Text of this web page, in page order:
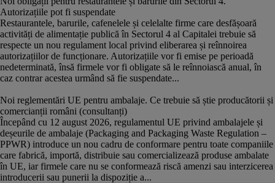
Autorizațiile pot fi suspendate
Restaurantele, barurile, cafenelele și celelalte firme care desfășoară
activități de alimentație publică în Sectorul 4 al Capitalei trebuie să
respecte un nou regulament local privind eliberarea și reînnoirea
autorizațiilor de funcționare. Autorizațiile vor fi emise pe perioadă
nedeterminată, însă firmele vor fi obligate să le reînnoiască anual, în
caz contrar acestea urmând să fie suspendate...
Noi reglementări UE pentru ambalaje. Ce trebuie să știe producătorii și
comercianții români (consultanți)
Începând cu 12 august 2026, regulamentul UE privind ambalajele și
deșeurile de ambalaje (Packaging and Packaging Waste Regulation –
PPWR) introduce un nou cadru de conformare pentru toate companiile
care fabrică, importă, distribuie sau comercializează produse ambalate
în UE, iar firmele care nu se conformează riscă amenzi sau interzicerea
introducerii sau punerii la dispoziție a...